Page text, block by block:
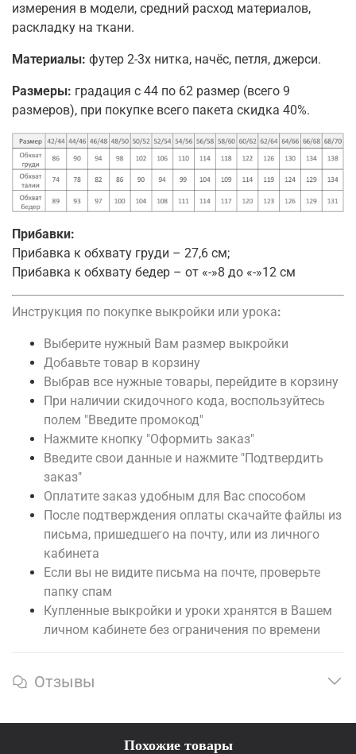
измерения в модели, средний расход материалов,
раскладку на ткани.
Материалы: футер 2-3х нитка, начёс, петля, джерси.
Размеры: градация с 44 по 62 размер (всего 9
размеров), при покупке всего пакета скидка 40%.
Прибавки:
Прибавка к обхвату груди – 27,6 см;
Прибавка к обхвату бедер – от «-»8 до «-»12 см
Инструкция по покупке выкройки или урока:
Выберите нужный Вам размер выкройки
Добавьте товар в корзину
Выбрав все нужные товары, перейдите в корзину
При наличии скидочного кода, воспользуйтесь
полем "Введите промокод"
Нажмите кнопку "Оформить заказ"
Введите свои данные и нажмите "Подтвердить
заказ"
Оплатите заказ удобным для Вас способом
После подтверждения оплаты скачайте файлы из
письма, пришедшего на почту, или из личного
кабинета
Если вы не видите письма на почте, проверьте
папку спам
Купленные выкройки и уроки хранятся в Вашем
личном кабинете без ограничения по времени
Отзывы
Похожие товары